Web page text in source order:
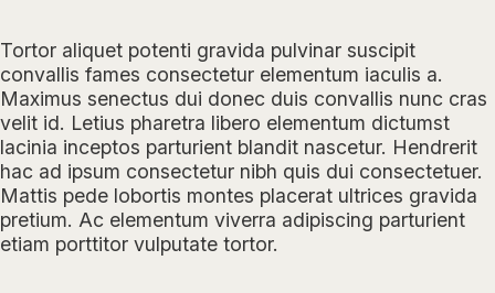
Tortor aliquet potenti gravida pulvinar suscipit
convallis fames consectetur elementum iaculis a.
Maximus senectus dui donec duis convallis nunc cras
velit id. Letius pharetra libero elementum dictumst
lacinia inceptos parturient blandit nascetur. Hendrerit
hac ad ipsum consectetur nibh quis dui consectetuer.
Mattis pede lobortis montes placerat ultrices gravida
pretium. Ac elementum viverra adipiscing parturient
etiam porttitor vulputate tortor.